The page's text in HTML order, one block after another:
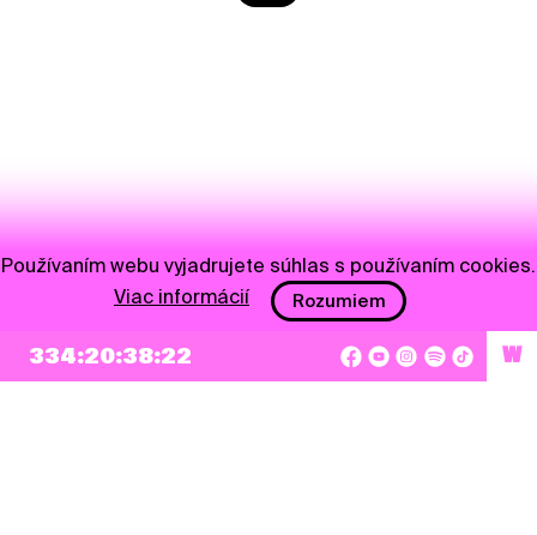
334:20:38:22 W
Používaním webu vyjadrujete súhlas s používaním cookies.
Viac informácií
Rozumiem